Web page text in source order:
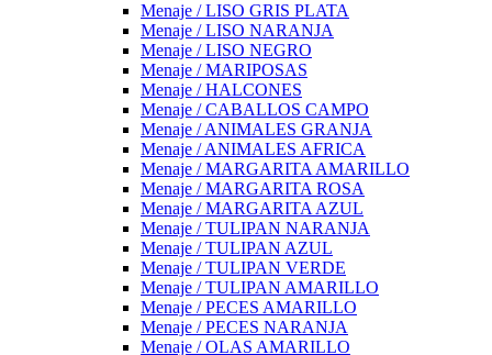
Menaje / LISO GRIS PLATA
Menaje / LISO NARANJA
Menaje / LISO NEGRO
Menaje / MARIPOSAS
Menaje / HALCONES
Menaje / CABALLOS CAMPO
Menaje / ANIMALES GRANJA
Menaje / ANIMALES AFRICA
Menaje / MARGARITA AMARILLO
Menaje / MARGARITA ROSA
Menaje / MARGARITA AZUL
Menaje / TULIPAN NARANJA
Menaje / TULIPAN AZUL
Menaje / TULIPAN VERDE
Menaje / TULIPAN AMARILLO
Menaje / PECES AMARILLO
Menaje / PECES NARANJA
Menaje / OLAS AMARILLO